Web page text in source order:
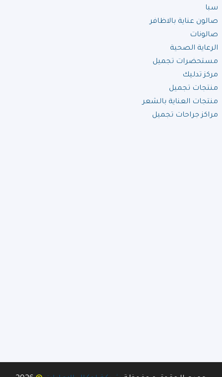
سبا
صالون عناية بالاظافر
صالونات
الرعاية الصحية
مستحضرات تجميل
مركز تدليك
منتجات تجميل
منتجات العناية بالشعر
مراكز جراحات تجميل